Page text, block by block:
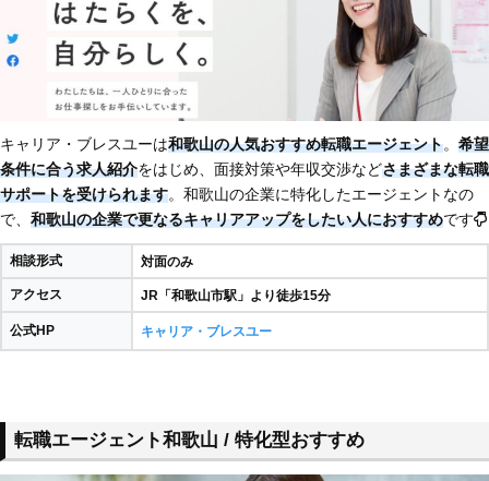
キャリア・ブレスユーは和歌山の人気おすすめ転職エージェント。 希望
条件に合う求人紹介をはじめ、面接対策や年収交渉などさまざまな転職
サポートを受けられます。和歌山の企業に特化したエージェントなの
で、 和歌山の企業で更なるキャリアアップをしたい人におすすめです
相談形式 対面のみ
アクセス JR「和歌山市駅」より徒歩15分
公式HP キャリア・ブレスユー
転職エージェント和歌山 / 特化型おすすめ